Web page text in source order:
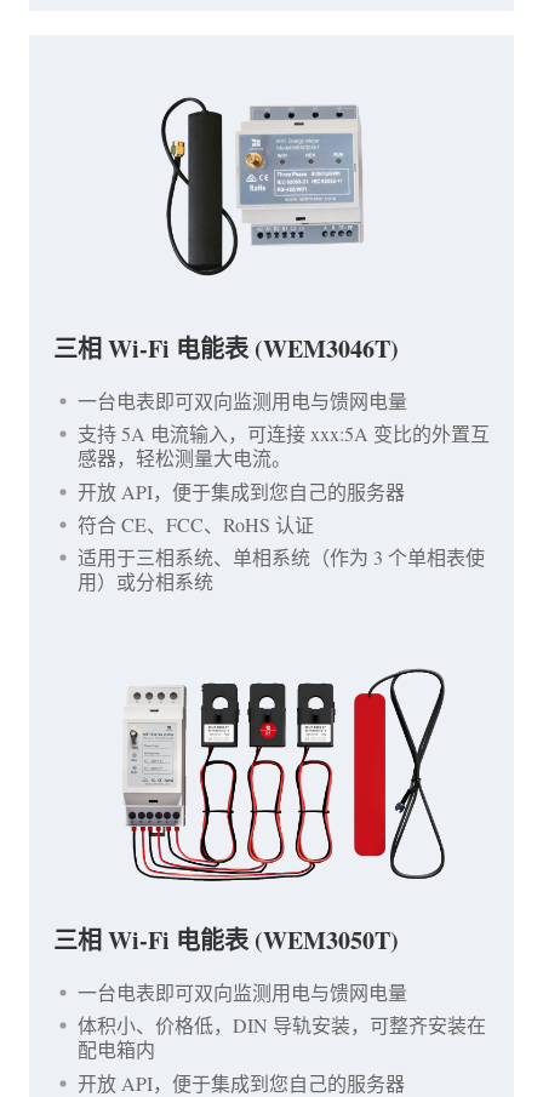
三相 Wi-Fi 电能表 (WEM3046T)
一台电表即可双向监测用电与馈网电量
支持 5A 电流输入，可连接 xxx:5A 变比的外置互
感器，轻松测量大电流。
开放 API，便于集成到您自己的服务器
符合 CE、FCC、RoHS 认证
适用于三相系统、单相系统（作为 3 个单相表使
用）或分相系统
三相 Wi-Fi 电能表 (WEM3050T)
一台电表即可双向监测用电与馈网电量
体积小、价格低，DIN 导轨安装，可整齐安装在
配电箱内
开放 API，便于集成到您自己的服务器